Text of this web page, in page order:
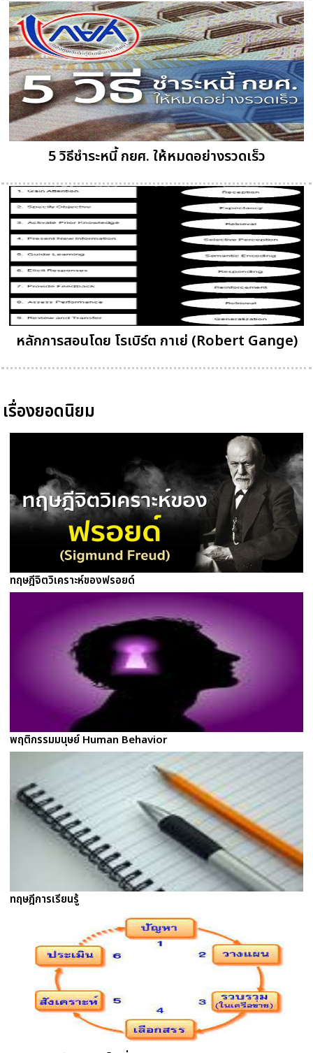
5 วิธีชำระหนี้ กยศ. ให้หมดอย่างรวดเร็ว
หลักการสอนโดย โรเบิร์ต กาเย่ (Robert Gange)
เรื่องยอดนิยม
ทฤษฎีจิตวิเคราะห์ของฟรอยด์
พฤติกรรมมนุษย์ Human Behavior
ทฤษฎีการเรียนรู้